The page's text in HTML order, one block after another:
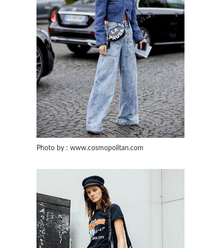
Photo by : www.cosmopolitan.com